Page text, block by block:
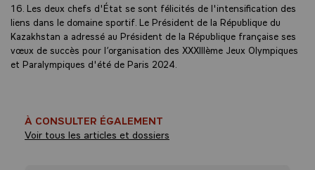
16. Les deux chefs d'État se sont félicités de l'intensification des
liens dans le domaine sportif. Le Président de la République du
Kazakhstan a adressé au Président de la République française ses
vœux de succès pour l’organisation des XXXIIIème Jeux Olympiques
et Paralympiques d'été de Paris 2024.
À CONSULTER ÉGALEMENT
Voir tous les articles et dossiers